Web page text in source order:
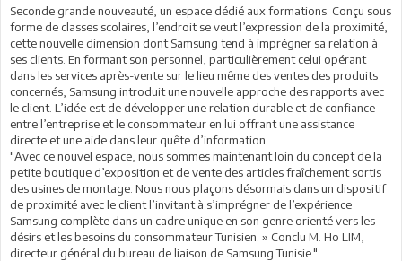
Seconde grande nouveauté, un espace dédié aux formations. Conçu sous
forme de classes scolaires, l’endroit se veut l’expression de la proximité,
cette nouvelle dimension dont Samsung tend à imprégner sa relation à
ses clients. En formant son personnel, particulièrement celui opérant
dans les services après-vente sur le lieu même des ventes des produits
concernés, Samsung introduit une nouvelle approche des rapports avec
le client. L’idée est de développer une relation durable et de confiance
entre l’entreprise et le consommateur en lui offrant une assistance
directe et une aide dans leur quête d’information.
"Avec ce nouvel espace, nous sommes maintenant loin du concept de la
petite boutique d’exposition et de vente des articles fraîchement sortis
des usines de montage. Nous nous plaçons désormais dans un dispositif
de proximité avec le client l’invitant à s’imprégner de l’expérience
Samsung complète dans un cadre unique en son genre orienté vers les
désirs et les besoins du consommateur Tunisien. » Conclu M. Ho LIM,
directeur général du bureau de liaison de Samsung Tunisie."